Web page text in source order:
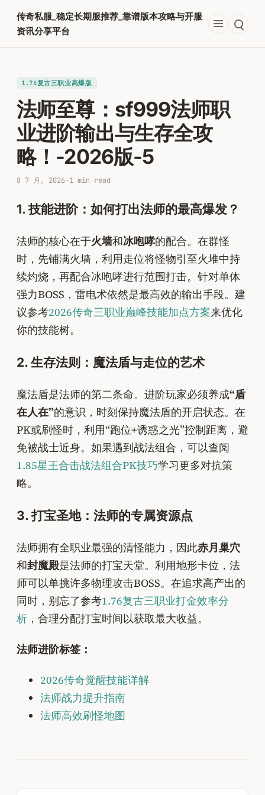
内
传奇私服_稳定长期服推荐_靠谱版本攻略与开服
资讯分享平台
1.76复古三职业高爆版
法师至尊：sf999法师职
业进阶输出与生存全攻
略！-2026版-5
8 7 月, 2026·1 min read
1. 技能进阶：如何打出法师的最高爆发？
法师的核心在于火墙和冰咆哮的配合。在群怪
时，先铺满火墙，利用走位将怪物引至火堆中持
续灼烧，再配合冰咆哮进行范围打击。针对单体
强力BOSS，雷电术依然是最高效的输出手段。建
议参考2026传奇三职业巅峰技能加点方案来优化
你的技能树。
2. 生存法则：魔法盾与走位的艺术
魔法盾是法师的第二条命。进阶玩家必须养成“盾
在人在”的意识，时刻保持魔法盾的开启状态。在
PK或刷怪时，利用“跑位+诱惑之光”控制距离，避
免被战士近身。如果遇到战法组合，可以查阅
1.85星王合击战法组合PK技巧学习更多对抗策
略。
3. 打宝圣地：法师的专属资源点
法师拥有全职业最强的清怪能力，因此赤月巢穴
和封魔殿是法师的打宝天堂。利用地形卡位，法
师可以单挑许多物理攻击BOSS。在追求高产出的
同时，别忘了参考1.76复古三职业打金效率分
析 ，合理分配打宝时间以获取最大收益。
法师进阶标签：
2026传奇觉醒技能详解
法师战力提升指南
法师高效刷怪地图